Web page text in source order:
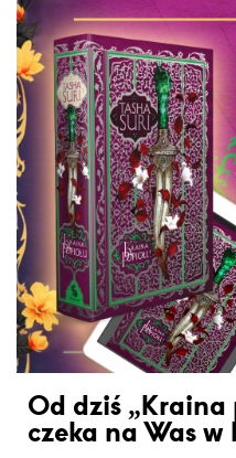
Od dziś „Kraina
czeka na Was